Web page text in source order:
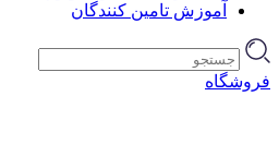
آموزش تامین کنندگان
فروشگاه